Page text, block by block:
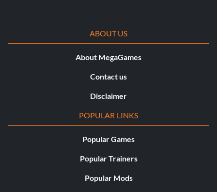
ABOUT US
About MegaGames
Contact us
Disclaimer
POPULAR LINKS
Popular Games
Popular Trainers
Popular Mods